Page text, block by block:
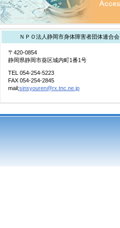
ＮＰＯ法人静岡市身体障害者団体連合会
〒420-0854
静岡県静岡市葵区城内町1番1号
TEL 054-254-5223
FAX 054-254-2845
mail;sinsyouren@rx.tnc.ne.jp